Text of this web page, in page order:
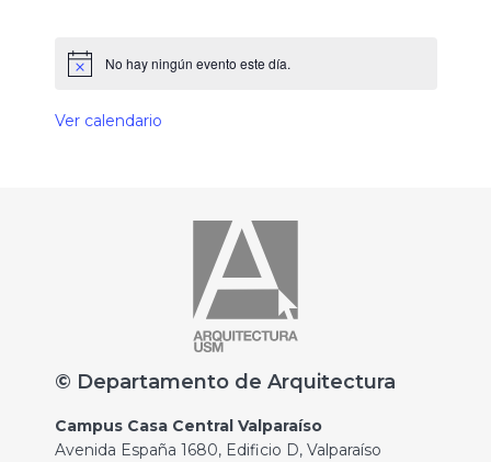
No hay ningún evento este día.
Ver calendario
© Departamento de Arquitectura
Campus Casa Central Valparaíso
Avenida España 1680, Edificio D, Valparaíso